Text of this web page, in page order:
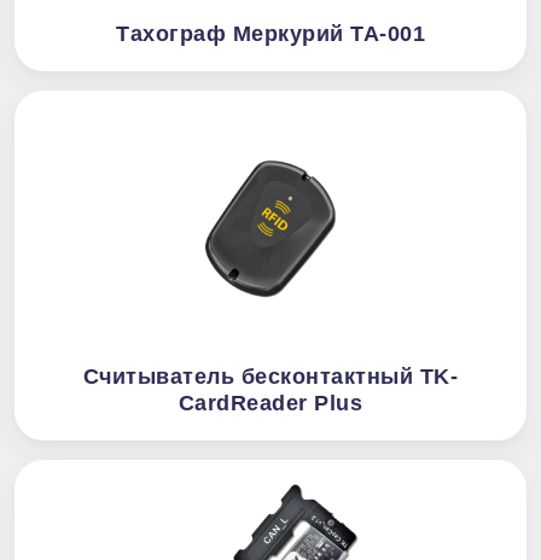
Тахограф Меркурий ТА-001
Считыватель бесконтактный TK-
CardReader Plus